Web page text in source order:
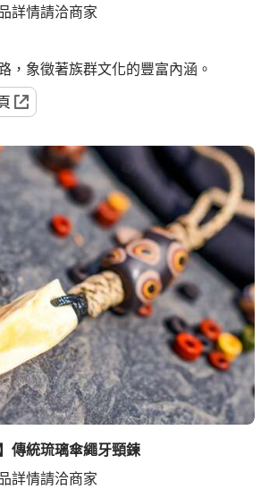
詳情請洽商家
，象徵著族群文化的豐富內涵。
傳統琉璃傘繩牙頸鍊
詳情請洽商家